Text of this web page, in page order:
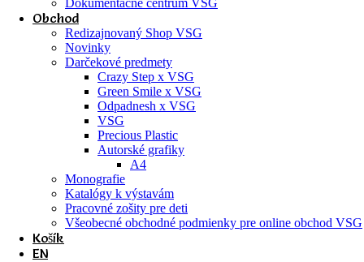
Dokumentačné centrum VSG
Obchod
Redizajnovaný Shop VSG
Novinky
Darčekové predmety
Crazy Step x VSG
Green Smile x VSG
Odpadnesh x VSG
VSG
Precious Plastic
Autorské grafiky
A4
Monografie
Katalógy k výstavám
Pracovné zošity pre deti
Všeobecné obchodné podmienky pre online obchod VSG
Košík
EN